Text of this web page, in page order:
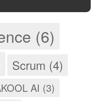
(6)
Scrum (4)
AI (3)